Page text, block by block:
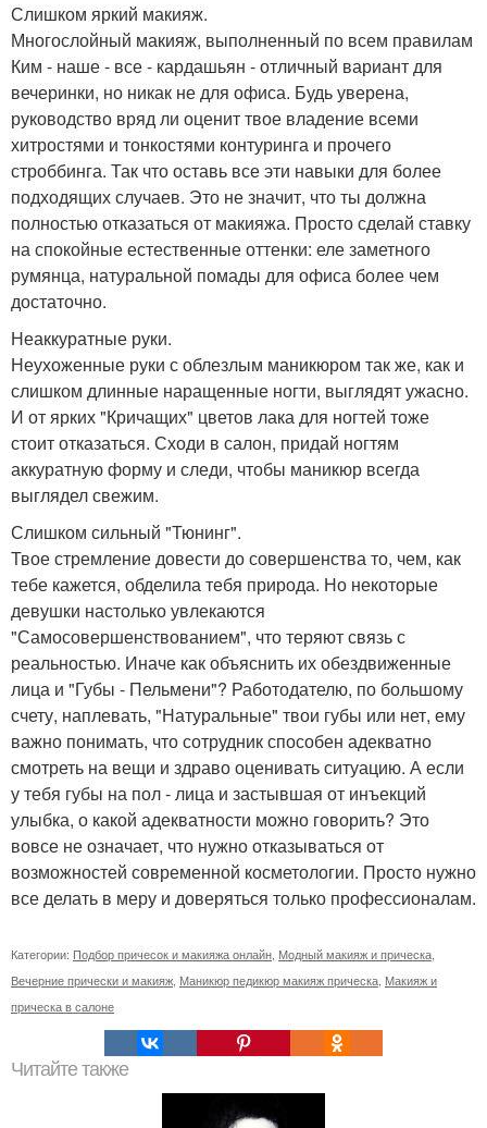
Слишком яркий макияж.
Многослойный макияж, выполненный по всем правилам
Ким - наше - все - кардашьян - отличный вариант для
вечеринки, но никак не для офиса. Будь уверена,
руководство вряд ли оценит твое владение всеми
хитростями и тонкостями контуринга и прочего
строббинга. Так что оставь все эти навыки для более
подходящих случаев. Это не значит, что ты должна
полностью отказаться от макияжа. Просто сделай ставку
на спокойные естественные оттенки: еле заметного
румянца, натуральной помады для офиса более чем
достаточно.
Неаккуратные руки.
Неухоженные руки с облезлым маникюром так же, как и
слишком длинные наращенные ногти, выглядят ужасно.
И от ярких "Кричащих" цветов лака для ногтей тоже
стоит отказаться. Сходи в салон, придай ногтям
аккуратную форму и следи, чтобы маникюр всегда
выглядел свежим.
Слишком сильный "Тюнинг".
Твое стремление довести до совершенства то, чем, как
тебе кажется, обделила тебя природа. Но некоторые
девушки настолько увлекаются
"Самосовершенствованием", что теряют связь с
реальностью. Иначе как объяснить их обездвиженные
лица и "Губы - Пельмени"? Работодателю, по большому
счету, наплевать, "Натуральные" твои губы или нет, ему
важно понимать, что сотрудник способен адекватно
смотреть на вещи и здраво оценивать ситуацию. А если
у тебя губы на пол - лица и застывшая от инъекций
улыбка, о какой адекватности можно говорить? Это
вовсе не означает, что нужно отказываться от
возможностей современной косметологии. Просто нужно
все делать в меру и доверяться только профессионалам.
Категории: Подбор причесок и макияжа онлайн Модный макияж и прическа
Вечерние прически и макияж Маникюр педикюр макияж прическа Макияж и
прическа в салоне
Читайте также